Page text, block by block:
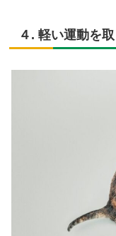
４. 軽い運動を